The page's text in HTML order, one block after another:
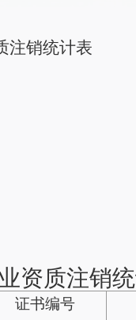
注销统计表
资质注销
证书编号